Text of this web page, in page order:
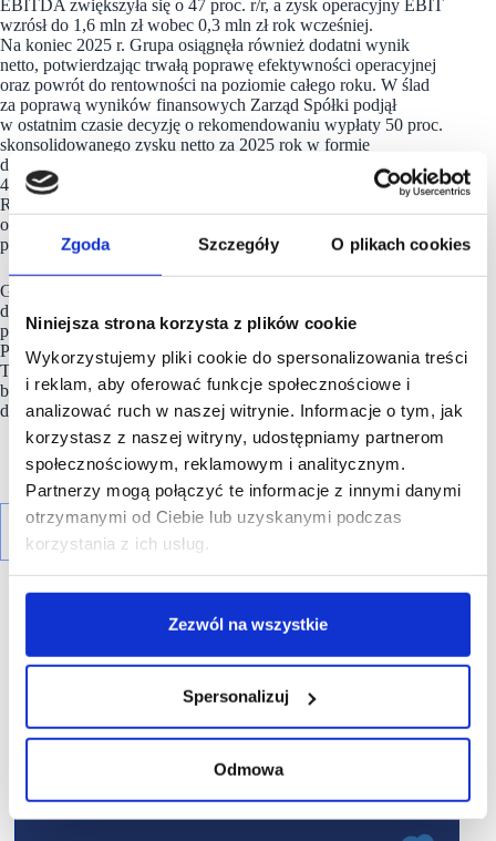
Zgoda Szczegóły O plikach cookies
Niniejsza strona korzysta z plików cookie
Wykorzystujemy pliki cookie do spersonalizowania treści
i reklam, aby oferować funkcje społecznościowe i
analizować ruch w naszej witrynie. Informacje o tym, jak
korzystasz z naszej witryny, udostępniamy partnerom
społecznościowym, reklamowym i analitycznym.
Partnerzy mogą połączyć te informacje z innymi danymi
otrzymanymi od Ciebie lub uzyskanymi podczas
korzystania z ich usług.
Zezwól na wszystkie
Spersonalizuj
Odmowa
EBITDA zwiększyła się o 47 proc. r/r, a zysk operacyjny EBIT
wzrósł do 1,6 mln zł wobec 0,3 mln zł rok wcześniej.
Na koniec 2025 r. Grupa osiągnęła również dodatni wynik
netto, potwierdzając trwałą poprawę efektywności operacyjnej
oraz powrót do rentowności na poziomie całego roku. W ślad
za poprawą wyników finansowych Zarząd Spółki podjął
w ostatnim czasie decyzję o rekomendowaniu wypłaty 50 proc.
skonsolidowanego zysku netto za 2025 rok w formie
dywidendy. Łączna kwota przeznaczona na dywidendę wynosi
460 tys. zł, co odpowiada 0,06 zł na jedną akcję.
Rekomendacja ta oznacza poziom istotnie wyższy od założeń
obowiązującej polityki dywidendowej, zakładającej wypłatę 30
proc. zysku netto.
Grupa Kapitałowa
dochodowymi lokalami gastronomicznymi działającymi
pod rozpoznawalnymi markami, takimi jak The Mexican,
Prosty Temat, Pijalnia Wódki i Piwa, Chicas & Gorillas, Spoko
Taco, Pankejk, Barrio Latino czy Pizzanova, co stanowi solidną
bazę dla dalszego rozwoju skali działalności i wzrostu wartości
dla akcjonariuszy.
R E K L A M A